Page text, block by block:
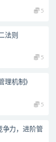
5
法则
5
理机制》
5
争力，进阶管